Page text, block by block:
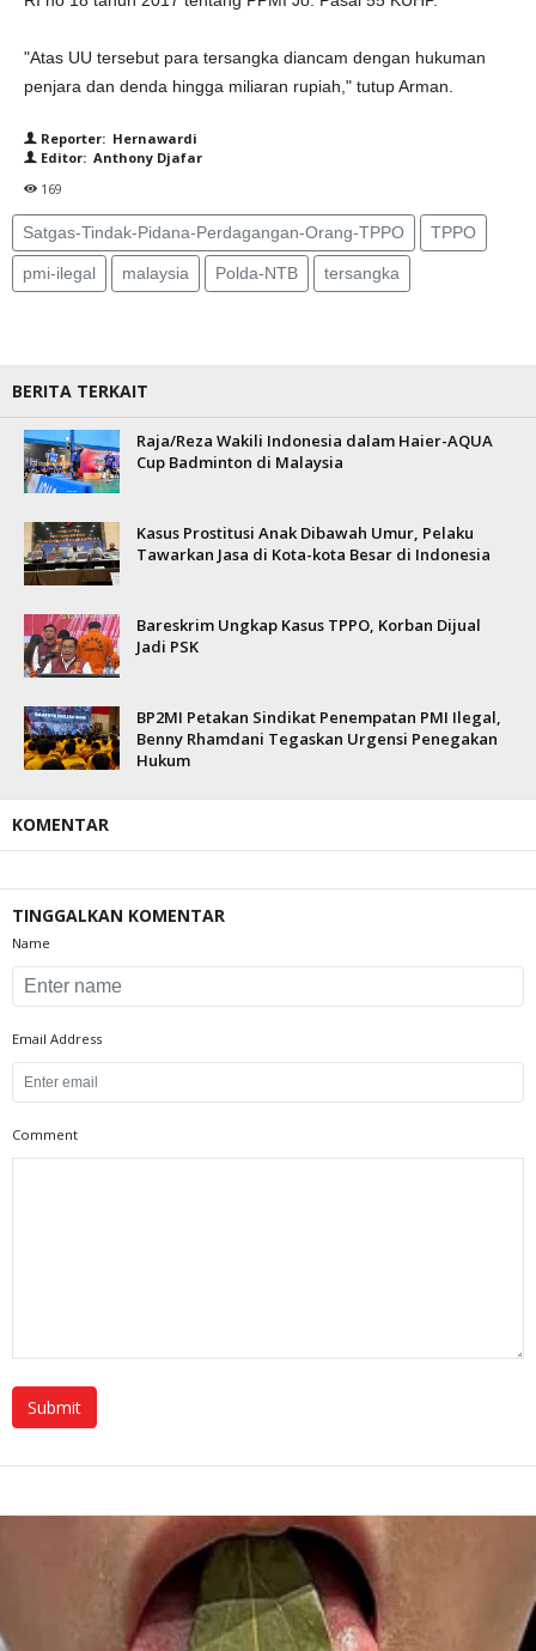
"Atas UU tersebut para tersangka diancam dengan hukuman
penjara dan denda hingga miliaran rupiah," tutup Arman.
Reporter: Hernawardi
Editor: Anthony Djafar
169
Satgas-Tindak-Pidana-Perdagangan-Orang-TPPO TPPO
pmi-ilegal malaysia Polda-NTB tersangka
BERITA TERKAIT
Raja/Reza Wakili Indonesia dalam Haier-AQUA
Cup Badminton di Malaysia
Kasus Prostitusi Anak Dibawah Umur, Pelaku
Tawarkan Jasa di Kota-kota Besar di Indonesia
Bareskrim Ungkap Kasus TPPO, Korban Dijual
Jadi PSK
BP2MI Petakan Sindikat Penempatan PMI Ilegal,
Benny Rhamdani Tegaskan Urgensi Penegakan
Hukum
KOMENTAR
TINGGALKAN KOMENTAR
Name
Email Address
Comment